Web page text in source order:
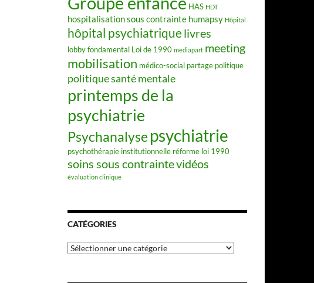
HAS HDT
hospitalisation sous contrainte humapsy Hôpital
hôpital psychiatriquelivres
lobby fondamental Loi de 1990 mediapart meeting
mobilisation médico-social partage politique
politique santé mentale
printemps de la
psychiatrie
Psychanalyse psychiatrie
psychothérapie institutionnelle réforme loi 1990
soins sous contraintevidéos
évaluation clinique
CATÉGORIES
Catégories